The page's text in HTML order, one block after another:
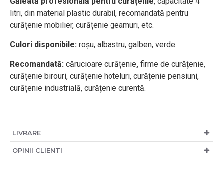
litri, din material plastic durabil, recomandată pentru
curățenie mobilier, curățenie geamuri, etc.
Culori disponibile: roșu, albastru, galben, verde.
Recomandată: cărucioare curățenie, firme de curățenie,
curățenie birouri, curățenie hoteluri, curățenie pensiuni,
curățenie industrială, curățenie curentă.
LIVRARE
OPINII CLIENTI